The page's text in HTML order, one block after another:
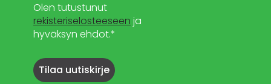
Olen tutustunut
rekisteriselosteeseen ja
hyväksyn ehdot.*